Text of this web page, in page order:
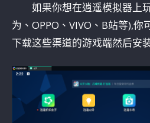
如果你想在逍遥模拟器上
为、OPPO、VIVO、B站等),你
下载这些渠道的游戏端然后安